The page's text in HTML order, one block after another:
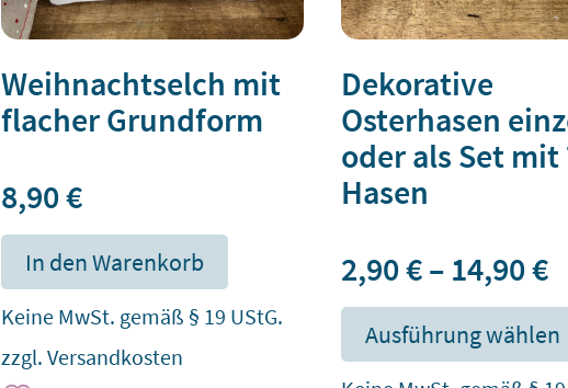
Weihnachtselch mit
flacher Grundform
8,90€
In den Warenkorb
Keine MwSt. gemäß § 19 UStG.
zzgl. Versandkosten
Dekorative
Osterhasen
oder als Set mit
Hasen
2,90€– 14,90€
Ausführung wählen